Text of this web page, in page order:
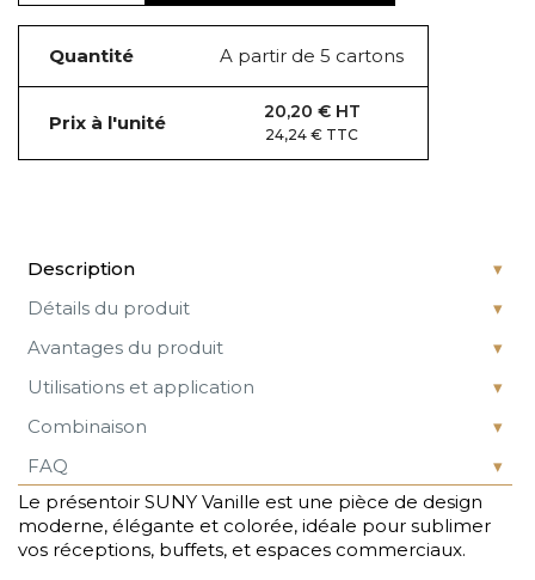
Quantité A partir de 5 cartons
Prix à l'unité 20,20 € HT
24,24 € TTC
Description
Détails du produit
Avantages du produit
Utilisations et application
Combinaison
FAQ
Le présentoir SUNY Vanille est une pièce de design
moderne, élégante et colorée, idéale pour sublimer
vos réceptions, buffets, et espaces commerciaux.